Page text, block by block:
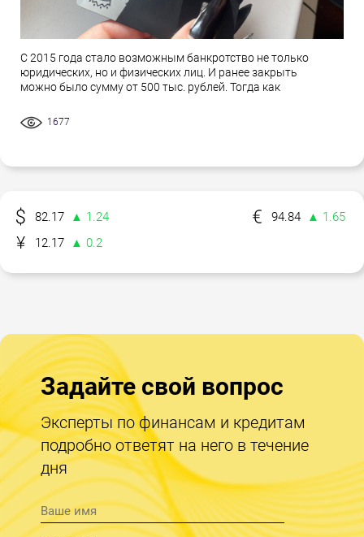
С 2015 года стало возможным банкротство не только
юридических, но и физических лиц. И ранее закрыть
можно было сумму от 500 тыс. рублей. Тогда как
1677
82.17 ▲ 1.24 94.84
▲ 1.65
12.17
▲ 0.2
Задайте свой вопрос
Эксперты по финансам и кредитам
подробно ответят на него в течение
дня